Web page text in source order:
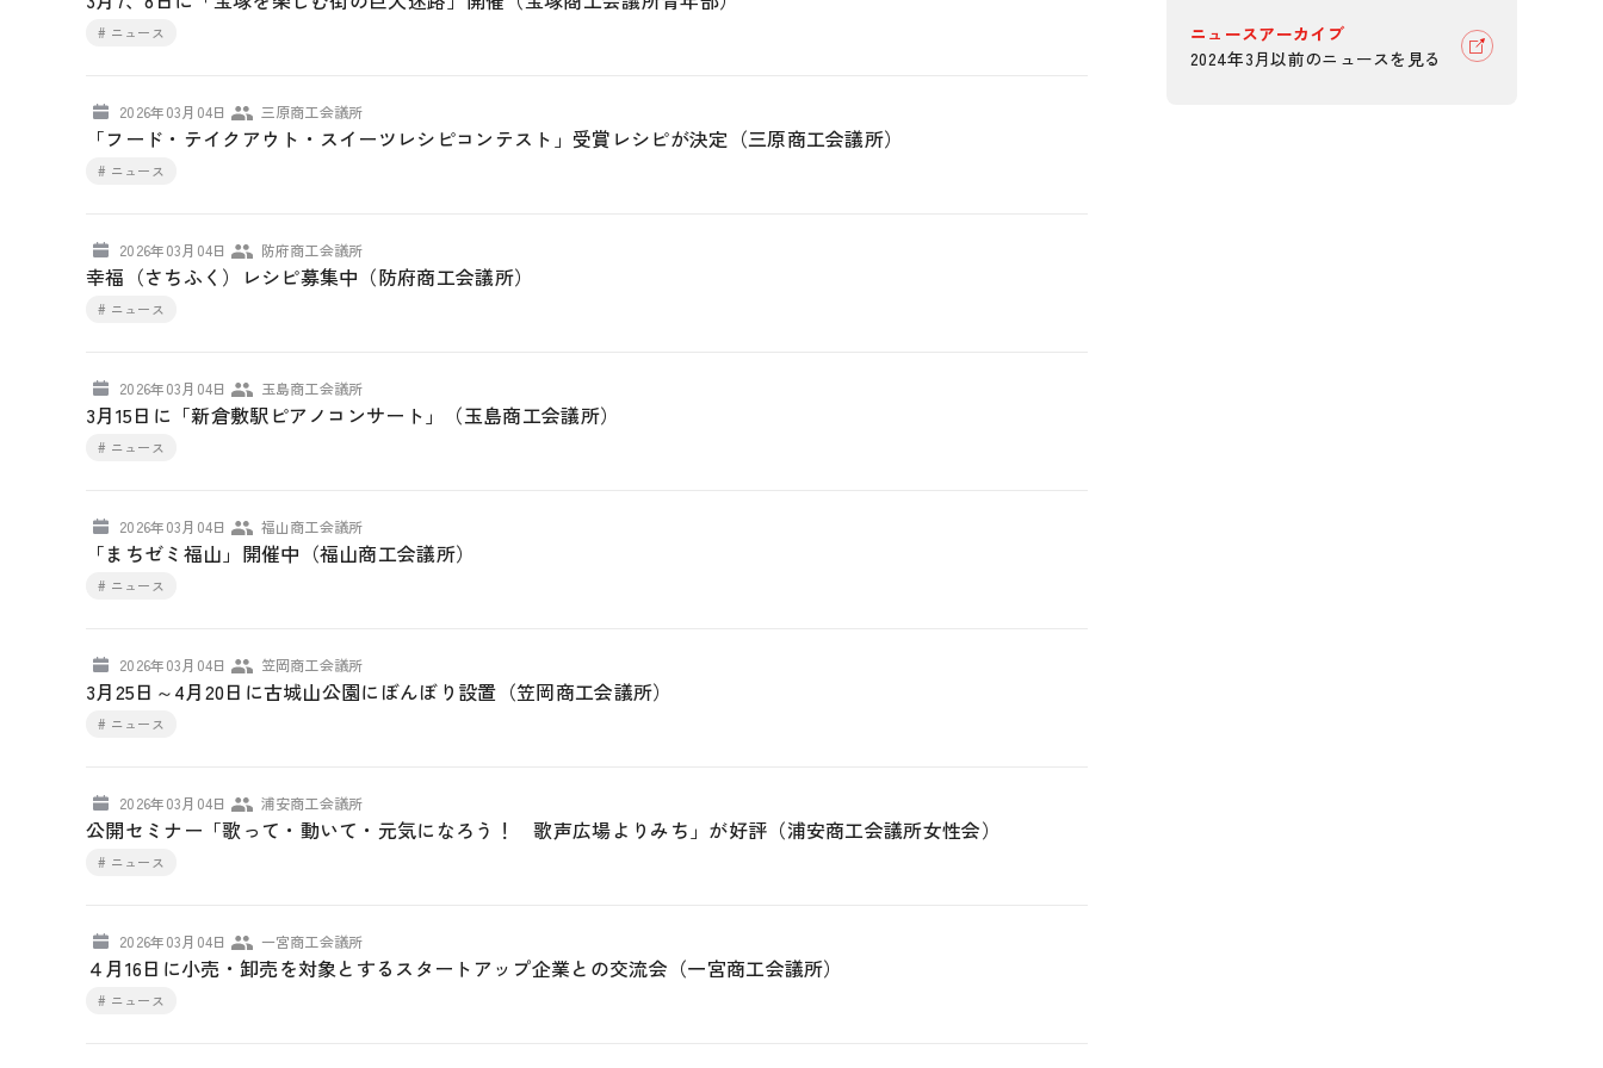
# ニュース
2026年03月04日 三原商工会議所
「フード・テイクアウト・スイーツレシピコンテスト」受賞レシピが決定（三原商工会議所）
# ニュース
2026年03月04日 防府商工会議所
幸福（さちふく）レシピ募集中（防府商工会議所）
# ニュース
2026年03月04日 玉島商工会議所
3月15日に「新倉敷駅ピアノコンサート」（玉島商工会議所）
# ニュース
2026年03月04日 福山商工会議所
「まちゼミ福山」開催中（福山商工会議所）
# ニュース
2026年03月04日 笠岡商工会議所
3月25日～4月20日に古城山公園にぼんぼり設置（笠岡商工会議所）
# ニュース
2026年03月04日 浦安商工会議所
公開セミナー「歌って・動いて・元気になろう！ 歌声広場よりみち」が好評（浦安商工会議所女性会）
# ニュース
2026年03月04日 一宮商工会議所
４月16日に小売・卸売を対象とするスタートアップ企業との交流会（一宮商工会議所）
# ニュース
ニュースアーカイブ
2024年3月以前のニュースを見る